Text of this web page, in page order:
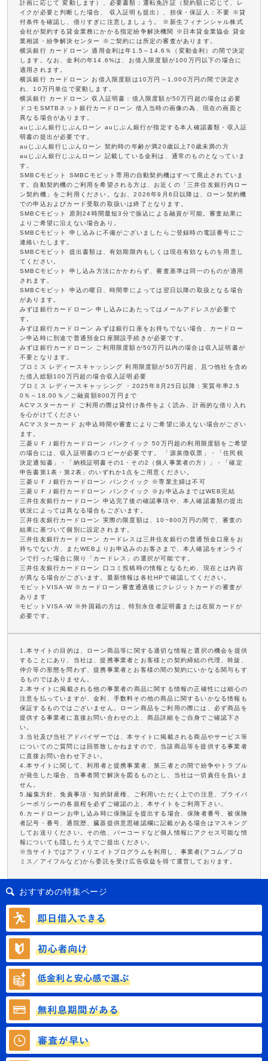
計画に応じて 変動します）、必要書類：運転免許証（契約額に応じて、レ
イクが必要と判断した場合、 収入証明も提出）、担保・保証人：不要 ※貸
付条件を確認し、借りすぎに注意しましょう。 ※新生フィナンシャル株式
会社が契約する貸金業務にかかる指定紛争解決機関 ※日本貸金業協会 貸金
業相談・紛争解決センター ※ご契約には所定の審査があります。
横浜銀行 カードローン 適用金利は年1.5～14.6％（変動金利）の間で決定
します。なお、金利の年14.6%は、お借入限度額が100万円以下の場合に
適用されます。
横浜銀行 カードローン お借入限度額は10万円～1,000万円の間で決定さ
れ、10万円単位で変動します。
横浜銀行 カードローン 収入証明書：借入限度額が50万円超の場合は必要
ドコモSMTBネット銀行カードローン 借入当時の画像の為、現在の画面と
異なる場合があります。
auじぶん銀行じぶんローン auじぶん銀行が指定する本人確認書類・収入証
明書の提出が必要です。
auじぶん銀行じぶんローン 契約時の年齢が満20歳以上70歳未満の方
auじぶん銀行じぶんローン 記載している金利は、通常のものとなっていま
す。
SMBCモビット SMBCモビット専用の自動契約機はすべて廃止されていま
す。自動契約機のご利用を希望される方は、お近くの「三井住友銀行内ロー
ン契約機」をご利用ください。なお、2026年9月6日以降は、ローン契約機
での申込およびカード受取の取扱いは終了となります。
SMBCモビット 原則24時間最短3分で振込による融資が可能。審査結果に
よりご希望に沿えない場合あり。
SMBCモビット 申し込みに不備がございましたらご登録時の電話番号にご
連絡いたします。
SMBCモビット 提出書類は、有効期限内もしくは現在有効なものを用意し
てください。
SMBCモビット 申し込み方法にかかわらず、審査基準は同一のものが適用
されます。
SMBCモビット 申込の曜日、時間帯によっては翌日以降の取扱となる場合
があります。
みずほ銀行カードローン 申し込みにあたってはメールアドレスが必要で
す。
みずほ銀行カードローン みずほ銀行口座をお持ちでない場合、カードロー
ン申込時に別途で普通預金口座開設手続きが必要です。
みずほ銀行カードローン ご利用限度額が50万円以内の場合は収入証明書が
不要となります。
プロミス レディースキャッシング 利用限度額が50万円超、且つ他社を含め
た借入総額100万円超の場合収入証明必要
プロミス レディースキャッシング ・2025年8月25日以降：実質年率2.5
0％～18.00％／ご融資額800万円まで
ACマスターカード ご利用の際は貸付け条件をよく読み、計画的な借り入れ
を心がけてください
ACマスターカード お申込時間や審査によりご希望に添えない場合がござい
ます。
三菱ＵＦＪ銀行カードローン バンクイック 50万円超の利用限度額をご希望
の場合には、収入証明書のコピーが必要です。 「源泉徴収票」・「住民税
決定通知書」・「納税証明書その1・その2（個人事業者の方）」・「確定
申告書第1表・第2表」のいずれか1点をご用意ください。
三菱ＵＦＪ銀行カードローン バンクイック ※専業主婦は不可
三菱ＵＦＪ銀行カードローン バンクイック ※お申込みまではWEB完結
三井住友銀行カードローン 申込完了後の確認事項や、本人確認書類の提出
状況によっては異なる場合もございます。
三井住友銀行カードローン 実際の限度額は、10~800万円の間で、審査の
結果に基づいて個別に設定されます。
三井住友銀行カードローン カードレスは三井住友銀行の普通預金口座をお
持ちでない方、またWEBよりお申込みのお客さまで、本人確認をオンライ
ンで行った場合に限り「カードレス」の選択が可能です。
三井住友銀行カードローン 口コミ投稿時の情報となるため、現在とは内容
が異なる場合がございます。最新情報は各社HPで確認してください。
モビットVISA-W ※カードローン審査通過後にクレジットカードの審査が
あります
モビットVISA-W ※外国籍の方は、特別永住者証明書または在留カードが
必要です。
1.本サイトの目的は、ローン商品等に関する適切な情報と選択の機会を提供
することにあり、当社は、提携事業者とお客様との契約締結の代理、斡旋、
仲介等の形態を問わず、提携事業者とお客様の間の契約にいかなる関与もす
るものではありません。
2.本サイトに掲載される他の事業者の商品に関する情報の正確性には細心の
注意を払っていますが、金利、手数料その他の商品に関するいかなる情報も
保証するものではございません。ローン商品をご利用の際には、必ず商品を
提供する事業者に直接お問い合わせの上、商品詳細をご自身でご確認下さ
い。
3.当社及び当社アドバイザーでは、本サイトに掲載される商品やサービス等
についてのご質問には回答致しかねますので、当該商品等を提供する事業者
に直接お問い合わせ下さい。
4.本サイトに関して、利用者と提携事業者、第三者との間で紛争やトラブル
が発生した場合、当事者間で解決を図るものとし、当社は一切責任を負いま
せん。
5.編集方針、免責事項・知的財産権、ご利用いただく上での注意、プライバ
シーポリシーの各規程を必ずご確認の上、本サイトをご利用下さい。
6.カードローンお申し込み時に保険証を提出する場合、保険者番号、被保険
者記号・番号、通院歴、臓器提供意思確認欄に記載がある場合はマスキング
してお送りください。その他、バーコードなど個人情報にアクセス可能な情
報についても隠したうえでご提出ください。
※当サイトではアフィリエイトプログラムを利用し、事業者(アコム／プロ
ミス／アイフルなど)から委託を受け広告収益を得て運営しております。
おすすめの特集ページ